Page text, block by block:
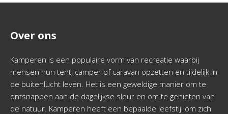
Over ons
Kamperen is een populaire vorm van recreatie waarbij
mensen hun tent, camper of caravan opzetten en tijdelijk in
de buitenlucht leven. Het is een geweldige manier om te
ontsnappen aan de dagelijkse sleur en om te genieten van
de natuur. Kamperen heeft een bepaalde leefstijl om zich